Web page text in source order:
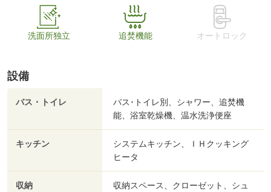
洗面所独立 追焚機能 オートロック
設備
バス・トイレ
バス･トイレ別、シャワー、追焚機
能、浴室乾燥機、温水洗浄便座
キッチン
システムキッチン、ＩＨクッキング
ヒータ
収納
収納スペース、クローゼット、シュ